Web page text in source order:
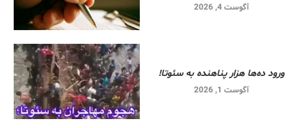
آگوست 4, 2026
ورود ده‌ها هزار پناهنده به سئوتا!
آگوست 1, 2026